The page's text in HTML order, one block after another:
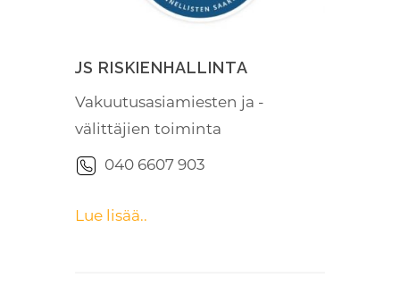
JS RISKIENHALLINTA
Vakuutusasiamiesten ja -
välittäjien toiminta
040 6607 903
Lue lisää..